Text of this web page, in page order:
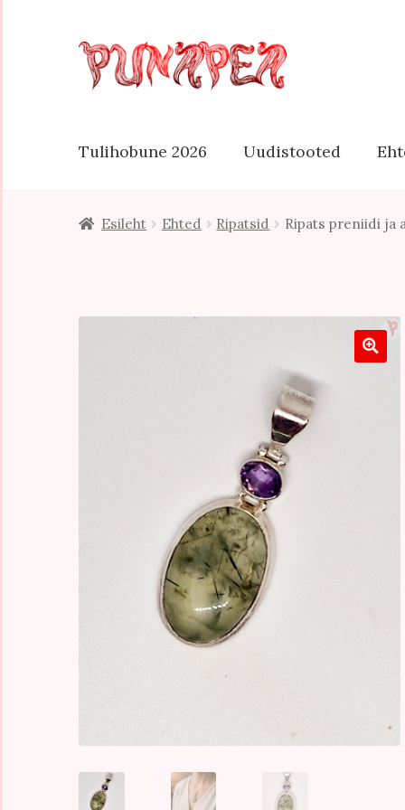
Liigu
navigeerimisele
Liigu
sisu
Tulihobune 2026 Uudistooted
Esileht Ehted Ripatsid Ripats preniidi ja